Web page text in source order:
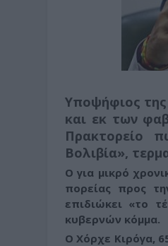
Υποψήφιος της
και εκ των
Πρακτορείο
Βολιβία»,
Ο για μικρό
πορείας προς
επιδιώκει «το
κυβερνών κόμμα.
Ο Χόρχε Κιρόγα,